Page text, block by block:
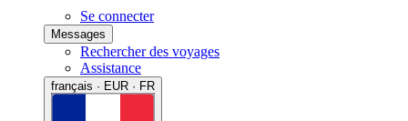
Se connecter
Messages
Rechercher des voyages
Assistance
français · EUR · FR